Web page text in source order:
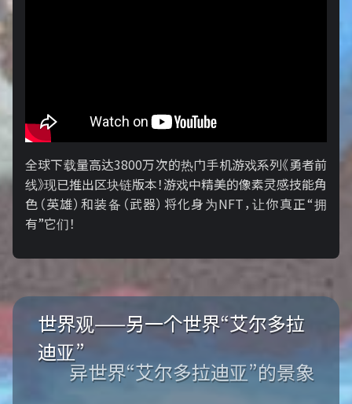
全球下载量高达3800万次的热门手机游戏系列《勇者前
线》现已推出区块链版本！游戏中精美的像素灵感技能角
色（英雄）和装备（武器）将化身为NFT，让你真正“拥
有”它们！
世界观——另一个世界“艾尔多拉
迪亚”
异世界“艾尔多拉迪亚”的景象